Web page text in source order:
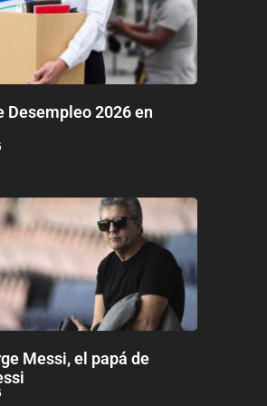
Desempleo 2026 en
Messi, el papá de